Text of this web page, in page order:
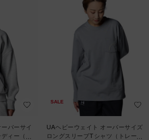
バーサイ
ィー（ト
SALE
UAヘビーウェイト オーバーサイズ
ロングスリーブTシャツ（トレーニ